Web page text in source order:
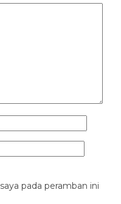
pada peramban ini